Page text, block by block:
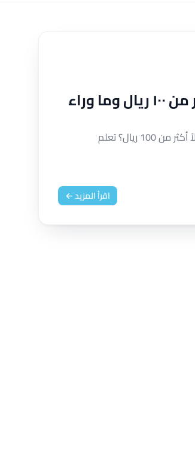
فن تسعير المنتجات: لماذا ٩٩ ريال تبيع أكثر من ١٠٠ ريال وما وراء
اكتشف السر وراء قوة التسعير النفسي. لماذا يبيع المنتج بسعر 99 ريالاً أكثر من 100 ريال؟ تعلم
اقرأ المزيد ←